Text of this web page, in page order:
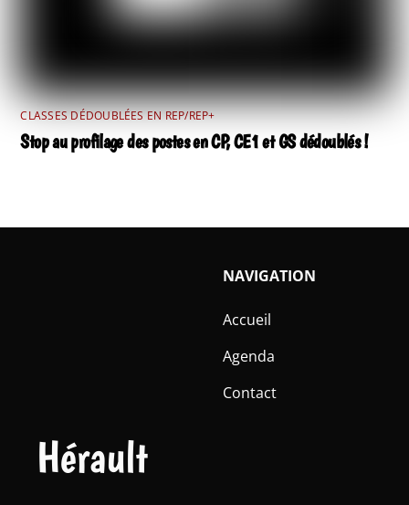
CLASSES DÉDOUBLÉES EN REP/REP+
Stop au profilage des postes en CP, CE1 et GS dédoublés !
Hérault
NAVIGATION
Accueil
Agenda
Contact